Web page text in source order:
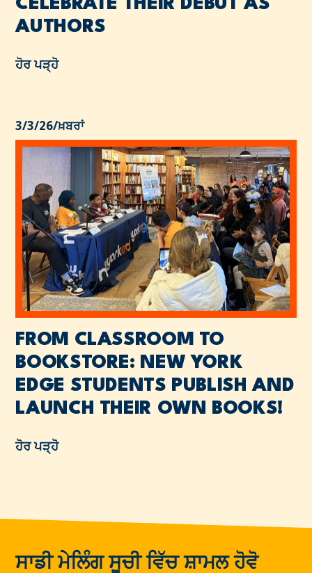
CELEBRATE THEIR DEBUT AS
AUTHORS
ਹੋਰ ਪੜ੍ਹੋ
3/3/26/ਖ਼ਬਰਾਂ
FROM CLASSROOM TO
BOOKSTORE: NEW YORK
EDGE STUDENTS PUBLISH AND
LAUNCH THEIR OWN BOOKS!
ਹੋਰ ਪੜ੍ਹੋ
ਸਾਡੀ ਮੇਲਿੰਗ ਸੂਚੀ ਵਿੱਚ ਸ਼ਾਮਲ ਹੋਵੋ